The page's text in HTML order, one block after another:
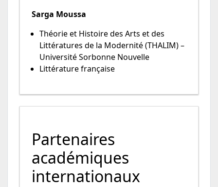
Sarga Moussa
Théorie et Histoire des Arts et des
Littératures de la Modernité (THALIM) –
Université Sorbonne Nouvelle
Littérature française
Partenaires
académiques
internationaux